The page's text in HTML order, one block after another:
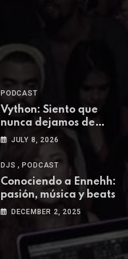
PODCAST
Vython: Siento que
nunca dejamos de
aprender en la música
JULY 8, 2026
DJS ,PODCAST
Conociendo a Ennehh:
pasión, música y beats
DECEMBER 2, 2025